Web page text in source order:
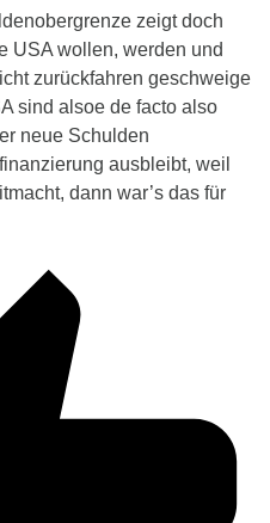
zeigt doch
USA wollen, werden und
zurückfahren geschweige
sind alsoe de facto also
neue Schulden
ausbleibt, weil
dann war’s das für